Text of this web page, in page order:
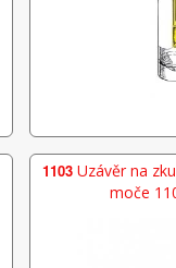
1103Uzávěr na
moče